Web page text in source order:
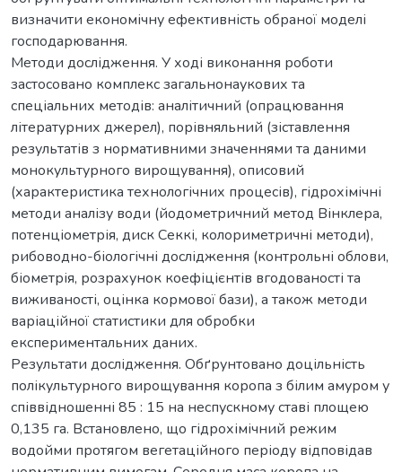
визначити економічну ефективність обраної моделі
господарювання.
Методи дослідження. У ході виконання роботи
застосовано комплекс загальнонаукових та
спеціальних методів: аналітичний (опрацювання
літературних джерел), порівняльний (зіставлення
результатів з нормативними значеннями та даними
монокультурного вирощування), описовий
(характеристика технологічних процесів), гідрохімічні
методи аналізу води (йодометричний метод Вінклера,
потенціометрія, диск Секкі, колориметричні методи),
рибоводно-біологічні дослідження (контрольні облови,
біометрія, розрахунок коефіцієнтів вгодованості та
виживаності, оцінка кормової бази), а також методи
варіаційної статистики для обробки
експериментальних даних.
Результати дослідження. Обґрунтовано доцільність
полікультурного вирощування коропа з білим амуром у
співвідношенні 85 : 15 на неспускному ставі площею
0,135 га. Встановлено, що гідрохімічний режим
водойми протягом вегетаційного періоду відповідав